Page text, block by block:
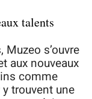
talents
s’ouvre
aux nouveaux
comme
y trouvent une